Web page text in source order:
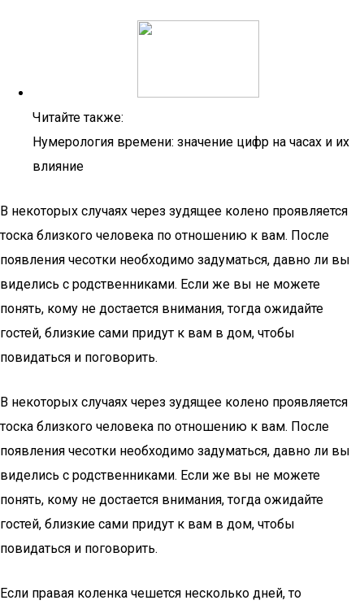
Читайте также:
Нумерология времени: значение цифр на часах и их
влияние
В некоторых случаях через зудящее колено проявляется
тоска близкого человека по отношению к вам. После
появления чесотки необходимо задуматься, давно ли вы
виделись с родственниками. Если же вы не можете
понять, кому не достается внимания, тогда ожидайте
гостей, близкие сами придут к вам в дом, чтобы
повидаться и поговорить.
В некоторых случаях через зудящее колено проявляется
тоска близкого человека по отношению к вам. После
появления чесотки необходимо задуматься, давно ли вы
виделись с родственниками. Если же вы не можете
понять, кому не достается внимания, тогда ожидайте
гостей, близкие сами придут к вам в дом, чтобы
повидаться и поговорить.
Если правая коленка чешется несколько дней, то